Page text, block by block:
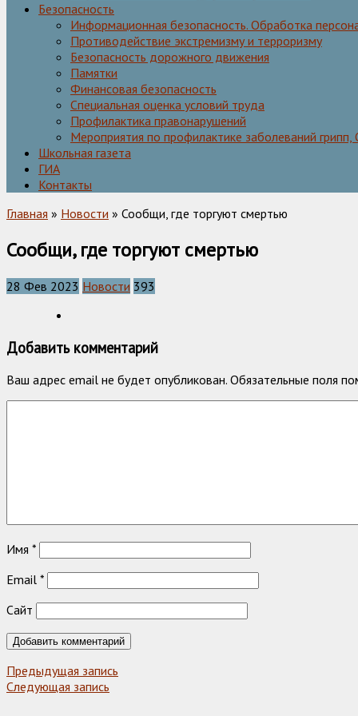
Безопасность
Информационная безопасность. Обработка
Противодействие экстремизму и терроризму
Безопасность дорожного движения
Памятки
Финансовая безопасность
Специальная оценка условий труда
Профилактика правонарушений
Мероприятия по профилактике заболеваний
Школьная газета
ГИА
Контакты
Главная » Новости » Сообщи, где торгуют смертью
Сообщи, где торгуют смертью
28 Фев 2023 Новости 393
Добавить комментарий
Ваш адрес email не будет опубликован. Обязательные поля
Имя *
Email *
Сайт
Предыдущая запись
Следующая запись